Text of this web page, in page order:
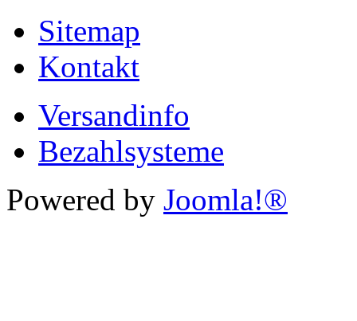
Sitemap
Kontakt
Versandinfo
Bezahlsysteme
Powered by Joomla!®